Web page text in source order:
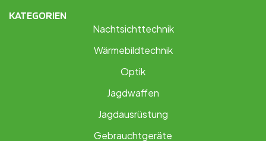
KATEGORIEN
Nachtsichttechnik
Wärmebildtechnik
Optik
Jagdwaffen
Jagdausrüstung
Gebrauchtgeräte